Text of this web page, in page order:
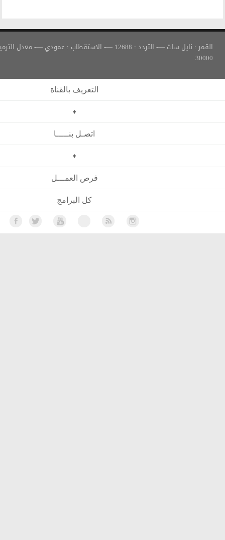
القمر : نايل سات —- التردد : 12688 —- الاستقطاب : عمودي —- معدل الترميز :